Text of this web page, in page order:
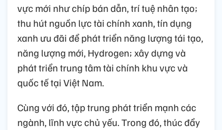
vực mới như chíp bán dẫn, trí tuệ nhân tạo;
thu hút nguồn lực tài chính xanh, tín dụng
xanh ưu đãi để phát triển năng lượng tái tạo,
năng lượng mới, Hydrogen; xây dựng và
phát triển trung tâm tài chính khu vực và
quốc tế tại Việt Nam.
Cùng với đó, tập trung phát triển mạnh các
ngành, lĩnh vực chủ yếu. Trong đó, thúc đẩy